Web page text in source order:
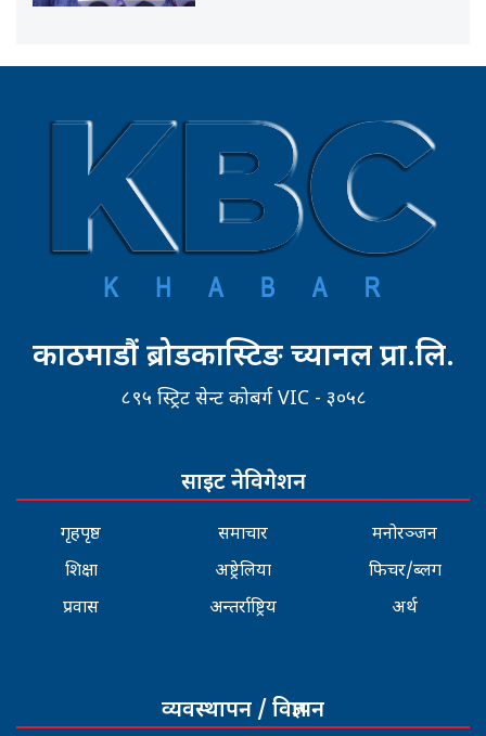
काठमाडौं ब्रोडकास्टिङ च्यानल प्रा.लि.
८९५ स्ट्रिट सेन्ट कोबर्ग VIC - ३०५८
साइट नेविगेशन
गृहपृष्ठ
शिक्षा
प्रवास
समाचार
अष्ट्रेलिया
अन्तर्राष्ट्रिय
मनोरञ्जन
फिचर/ब्लग
अर्थ
व्यवस्थापन / विज्ञापन